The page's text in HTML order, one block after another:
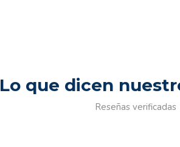
Lo que dicen
Reseñas verificadas